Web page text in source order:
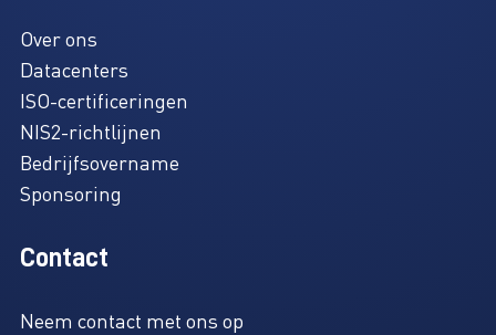
Over ons
Datacenters
ISO-certificeringen
NIS2-richtlijnen
Bedrijfsovername
Sponsoring
Contact
Neem contact met ons op